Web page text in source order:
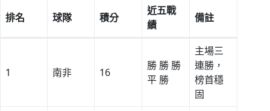
排名 球隊 積分
近五戰
績
備註
1 南非 16
勝 勝 勝
平 勝
主場三
連勝，
榜首穩
固